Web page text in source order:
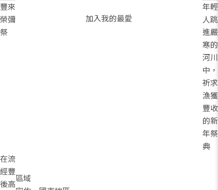
豐來
榮彌
祭
加入我的最愛
年輕
人跳
進嚴
寒的
河川
中，
祈求
漁獲
豐收
的新
年祭
典
在流
經豐
後高區域